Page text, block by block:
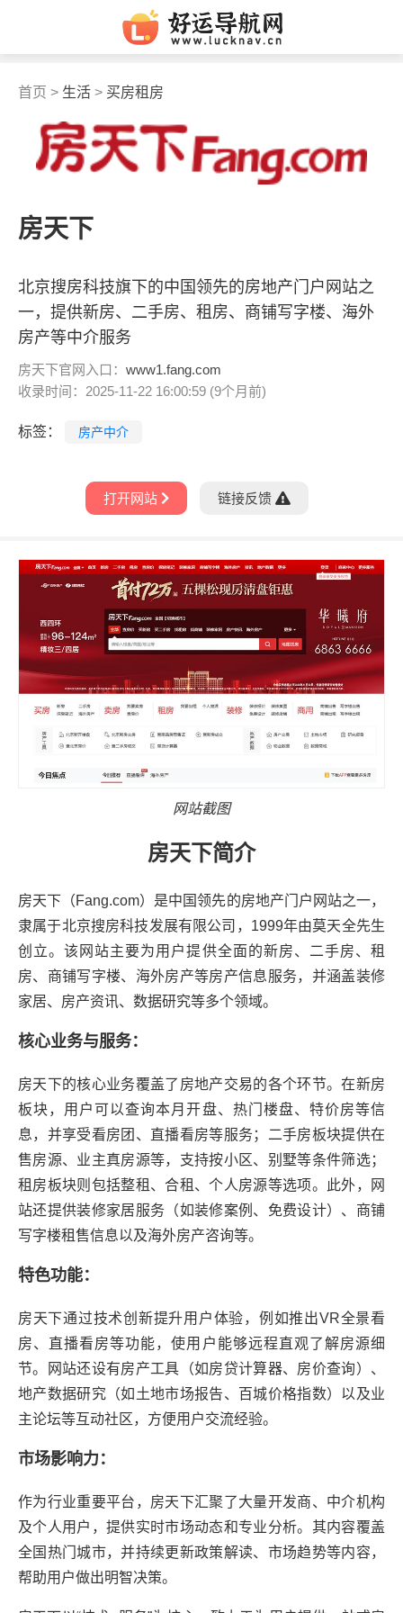
首页 > 生活 > 买房租房
房天下
北京搜房科技旗下的中国领先的房地产门户网站之
一，提供新房、二手房、租房、商铺写字楼、海外
房产等中介服务
房天下官网入口： www1.fang.com
收录时间：2025-11-22 16:00:59 (9个月前)
标签： 房产中介
打开网站 链接反馈
网站截图
房天下简介
房天下（Fang.com）是中国领先的房地产门户网站之一，
隶属于北京搜房科技发展有限公司，1999年由莫天全先生
创立。该网站主要为用户提供全面的新房、二手房、租
房、商铺写字楼、海外房产等房产信息服务，并涵盖装修
家居、房产资讯、数据研究等多个领域。
核心业务与服务：
房天下的核心业务覆盖了房地产交易的各个环节。在新房
板块，用户可以查询本月开盘、热门楼盘、特价房等信
息，并享受看房团、直播看房等服务；二手房板块提供在
售房源、业主真房源等，支持按小区、别墅等条件筛选；
租房板块则包括整租、合租、个人房源等选项。此外，网
站还提供装修家居服务（如装修案例、免费设计）、商铺
写字楼租售信息以及海外房产咨询等。
特色功能：
房天下通过技术创新提升用户体验，例如推出VR全景看
房、直播看房等功能，使用户能够远程直观了解房源细
节。网站还设有房产工具（如房贷计算器、房价查询）、
地产数据研究（如土地市场报告、百城价格指数）以及业
主论坛等互动社区，方便用户交流经验。
市场影响力：
作为行业重要平台，房天下汇聚了大量开发商、中介机构
及个人用户，提供实时市场动态和专业分析。其内容覆盖
全国热门城市，并持续更新政策解读、市场趋势等内容，
帮助用户做出明智决策。